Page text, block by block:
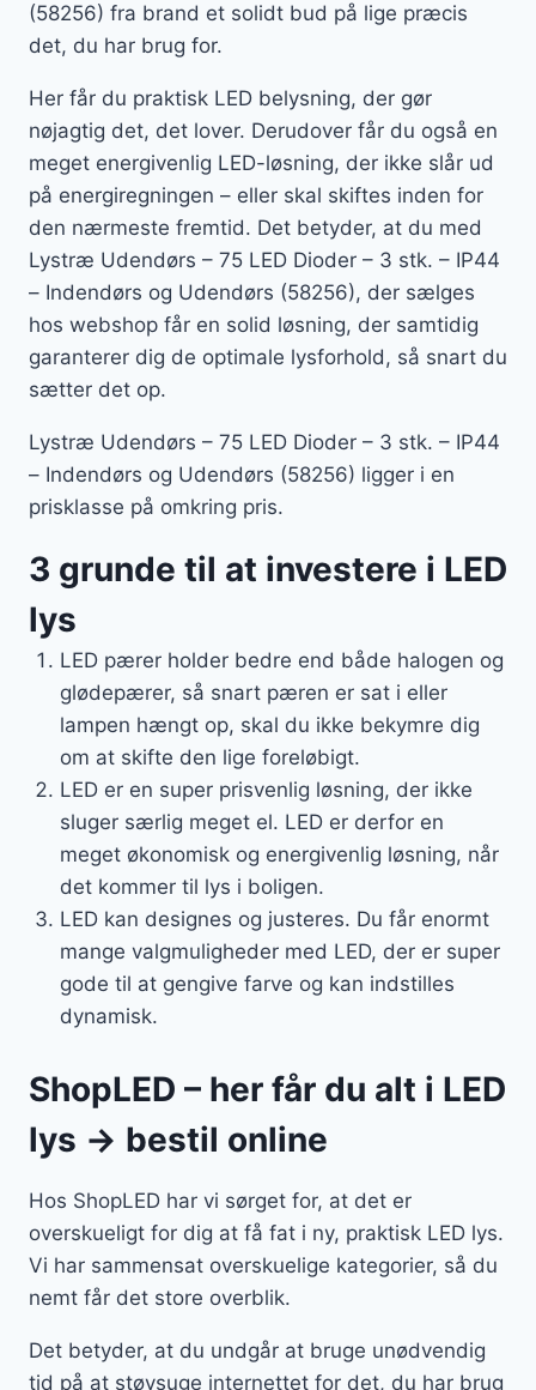
(58256) fra brand et solidt bud på lige præcis
det, du har brug for.
Her får du praktisk LED belysning, der gør
nøjagtig det, det lover. Derudover får du også en
meget energivenlig LED-løsning, der ikke slår ud
på energiregningen – eller skal skiftes inden for
den nærmeste fremtid. Det betyder, at du med
Lystræ Udendørs – 75 LED Dioder – 3 stk. – IP44
– Indendørs og Udendørs (58256), der sælges
hos webshop får en solid løsning, der samtidig
garanterer dig de optimale lysforhold, så snart du
sætter det op.
Lystræ Udendørs – 75 LED Dioder – 3 stk. – IP44
– Indendørs og Udendørs (58256) ligger i en
prisklasse på omkring pris.
3 grunde til at investere i LED
lys
LED pærer holder bedre end både halogen og
glødepærer, så snart pæren er sat i eller
lampen hængt op, skal du ikke bekymre dig
om at skifte den lige foreløbigt.
LED er en super prisvenlig løsning, der ikke
sluger særlig meget el. LED er derfor en
meget økonomisk og energivenlig løsning, når
det kommer til lys i boligen.
LED kan designes og justeres. Du får enormt
mange valgmuligheder med LED, der er super
gode til at gengive farve og kan indstilles
dynamisk.
ShopLED – her får du alt i LED
lys → bestil online
Hos ShopLED har vi sørget for, at det er
overskueligt for dig at få fat i ny, praktisk LED lys.
Vi har sammensat overskuelige kategorier, så du
nemt får det store overblik.
Det betyder, at du undgår at bruge unødvendig
tid på at støvsuge internettet for det, du har brug